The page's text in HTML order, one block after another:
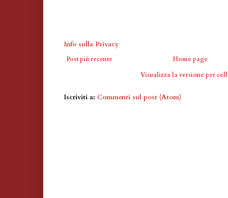
Info sulla Privacy
Post più recente
Home page
Visualizza la versione per
Iscriviti a: Commenti sul post (Atom)